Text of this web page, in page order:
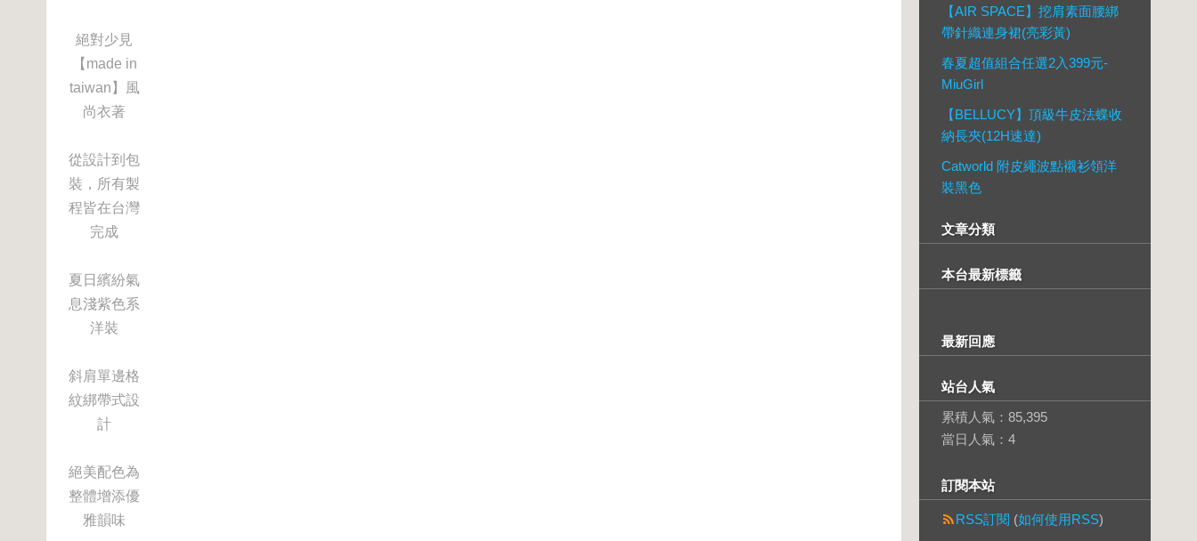
絕對少見
【made in
taiwan】風
尚衣著
從設計到包
裝，所有製
程皆在台灣
完成
夏日繽紛氣
息淺紫色系
洋裝
斜肩單邊格
紋綁帶式設
計
絕美配色為
整體增添優
雅韻味
【AIR SPACE】挖肩素面腰綁
帶針織連身裙(亮彩黃)
春夏超值組合任選2入399元-
MiuGirl
【BELLUCY】頂級牛皮法蝶收
納長夾(12H速達)
Catworld 附皮繩波點襯衫領洋
裝黑色
文章分類
本台最新標籤
最新回應
站台人氣
累積人氣： 85,395
當日人氣： 4
訂閱本站
RSS訂閱 (如何使用RSS)